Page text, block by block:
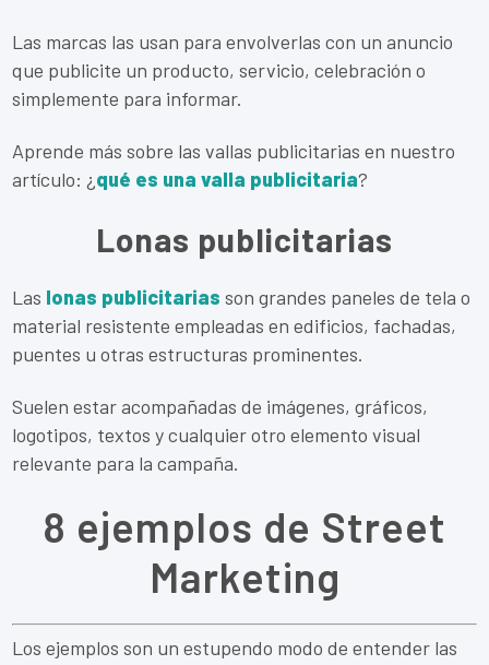
Las marcas las usan para envolverlas con un anuncio
que publicite un producto, servicio, celebración o
simplemente para informar.
Aprende más sobre las vallas publicitarias en nuestro
artículo: ¿ qué es una valla publicitaria?
Lonas publicitarias
Las lonas publicitarias son grandes paneles de tela o
material resistente empleadas en edificios, fachadas,
puentes u otras estructuras prominentes.
Suelen estar acompañadas de imágenes, gráficos,
logotipos, textos y cualquier otro elemento visual
relevante para la campaña.
8 ejemplos de Street
Marketing
Los ejemplos son un estupendo modo de entender las